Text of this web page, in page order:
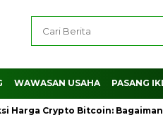
WAWASAN USAHA PASANG
Crypto Bitcoin: Bagaimana